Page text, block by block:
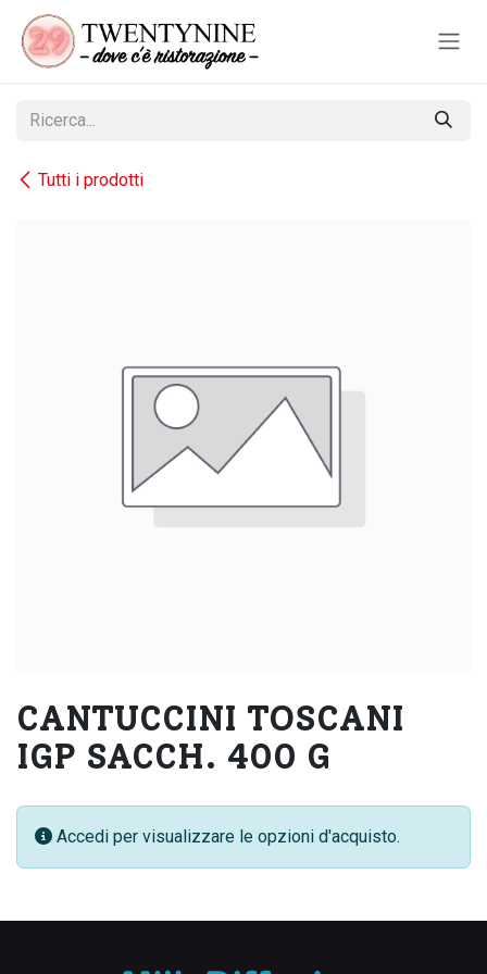
Passa al contenuto
Tutti i prodotti
CANTUCCINI TOSCANI
IGP SACCH. 400 G
Accedi per visualizzare le opzioni d'acquisto.